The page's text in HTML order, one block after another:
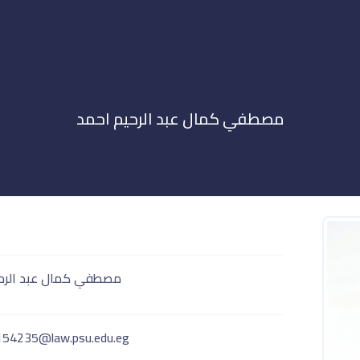
مصطفي كمال عبد الرحيم احمد
مصطفي كمال عبد